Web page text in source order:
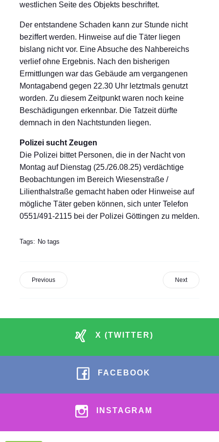
westlichen Seite des Objekts beschriftet.
Der entstandene Schaden kann zur Stunde nicht
beziffert werden. Hinweise auf die Täter liegen
bislang nicht vor. Eine Absuche des Nahbereichs
verlief ohne Ergebnis. Nach den bisherigen
Ermittlungen war das Gebäude am vergangenen
Montagabend gegen 22.30 Uhr letztmals genutzt
worden. Zu diesem Zeitpunkt waren noch keine
Beschädigungen erkennbar. Die Tatzeit dürfte
demnach in den Nachtstunden liegen.
Polizei sucht Zeugen
Die Polizei bittet Personen, die in der Nacht von
Montag auf Dienstag (25./26.08.25) verdächtige
Beobachtungen im Bereich Wiesenstraße /
Lilienthalstraße gemacht haben oder Hinweise auf
mögliche Täter geben können, sich unter Telefon
0551/491-2115 bei der Polizei Göttingen zu melden.
Tags: No tags
Previous Next
X (TWITTER)
FACEBOOK
INSTAGRAM